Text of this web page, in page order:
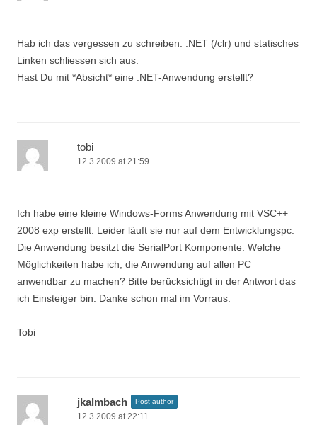
Hab ich das vergessen zu schreiben: .NET (/clr) und statisches
Linken schliessen sich aus.
Hast Du mit *Absicht* eine .NET-Anwendung erstellt?
tobi
12.3.2009 at 21:59
Ich habe eine kleine Windows-Forms Anwendung mit VSC++
2008 exp erstellt. Leider läuft sie nur auf dem Entwicklungspc.
Die Anwendung besitzt die SerialPort Komponente. Welche
Möglichkeiten habe ich, die Anwendung auf allen PC
anwendbar zu machen? Bitte berücksichtigt in der Antwort das
ich Einsteiger bin. Danke schon mal im Vorraus.
Tobi
jkalmbach Post author
12.3.2009 at 22:11